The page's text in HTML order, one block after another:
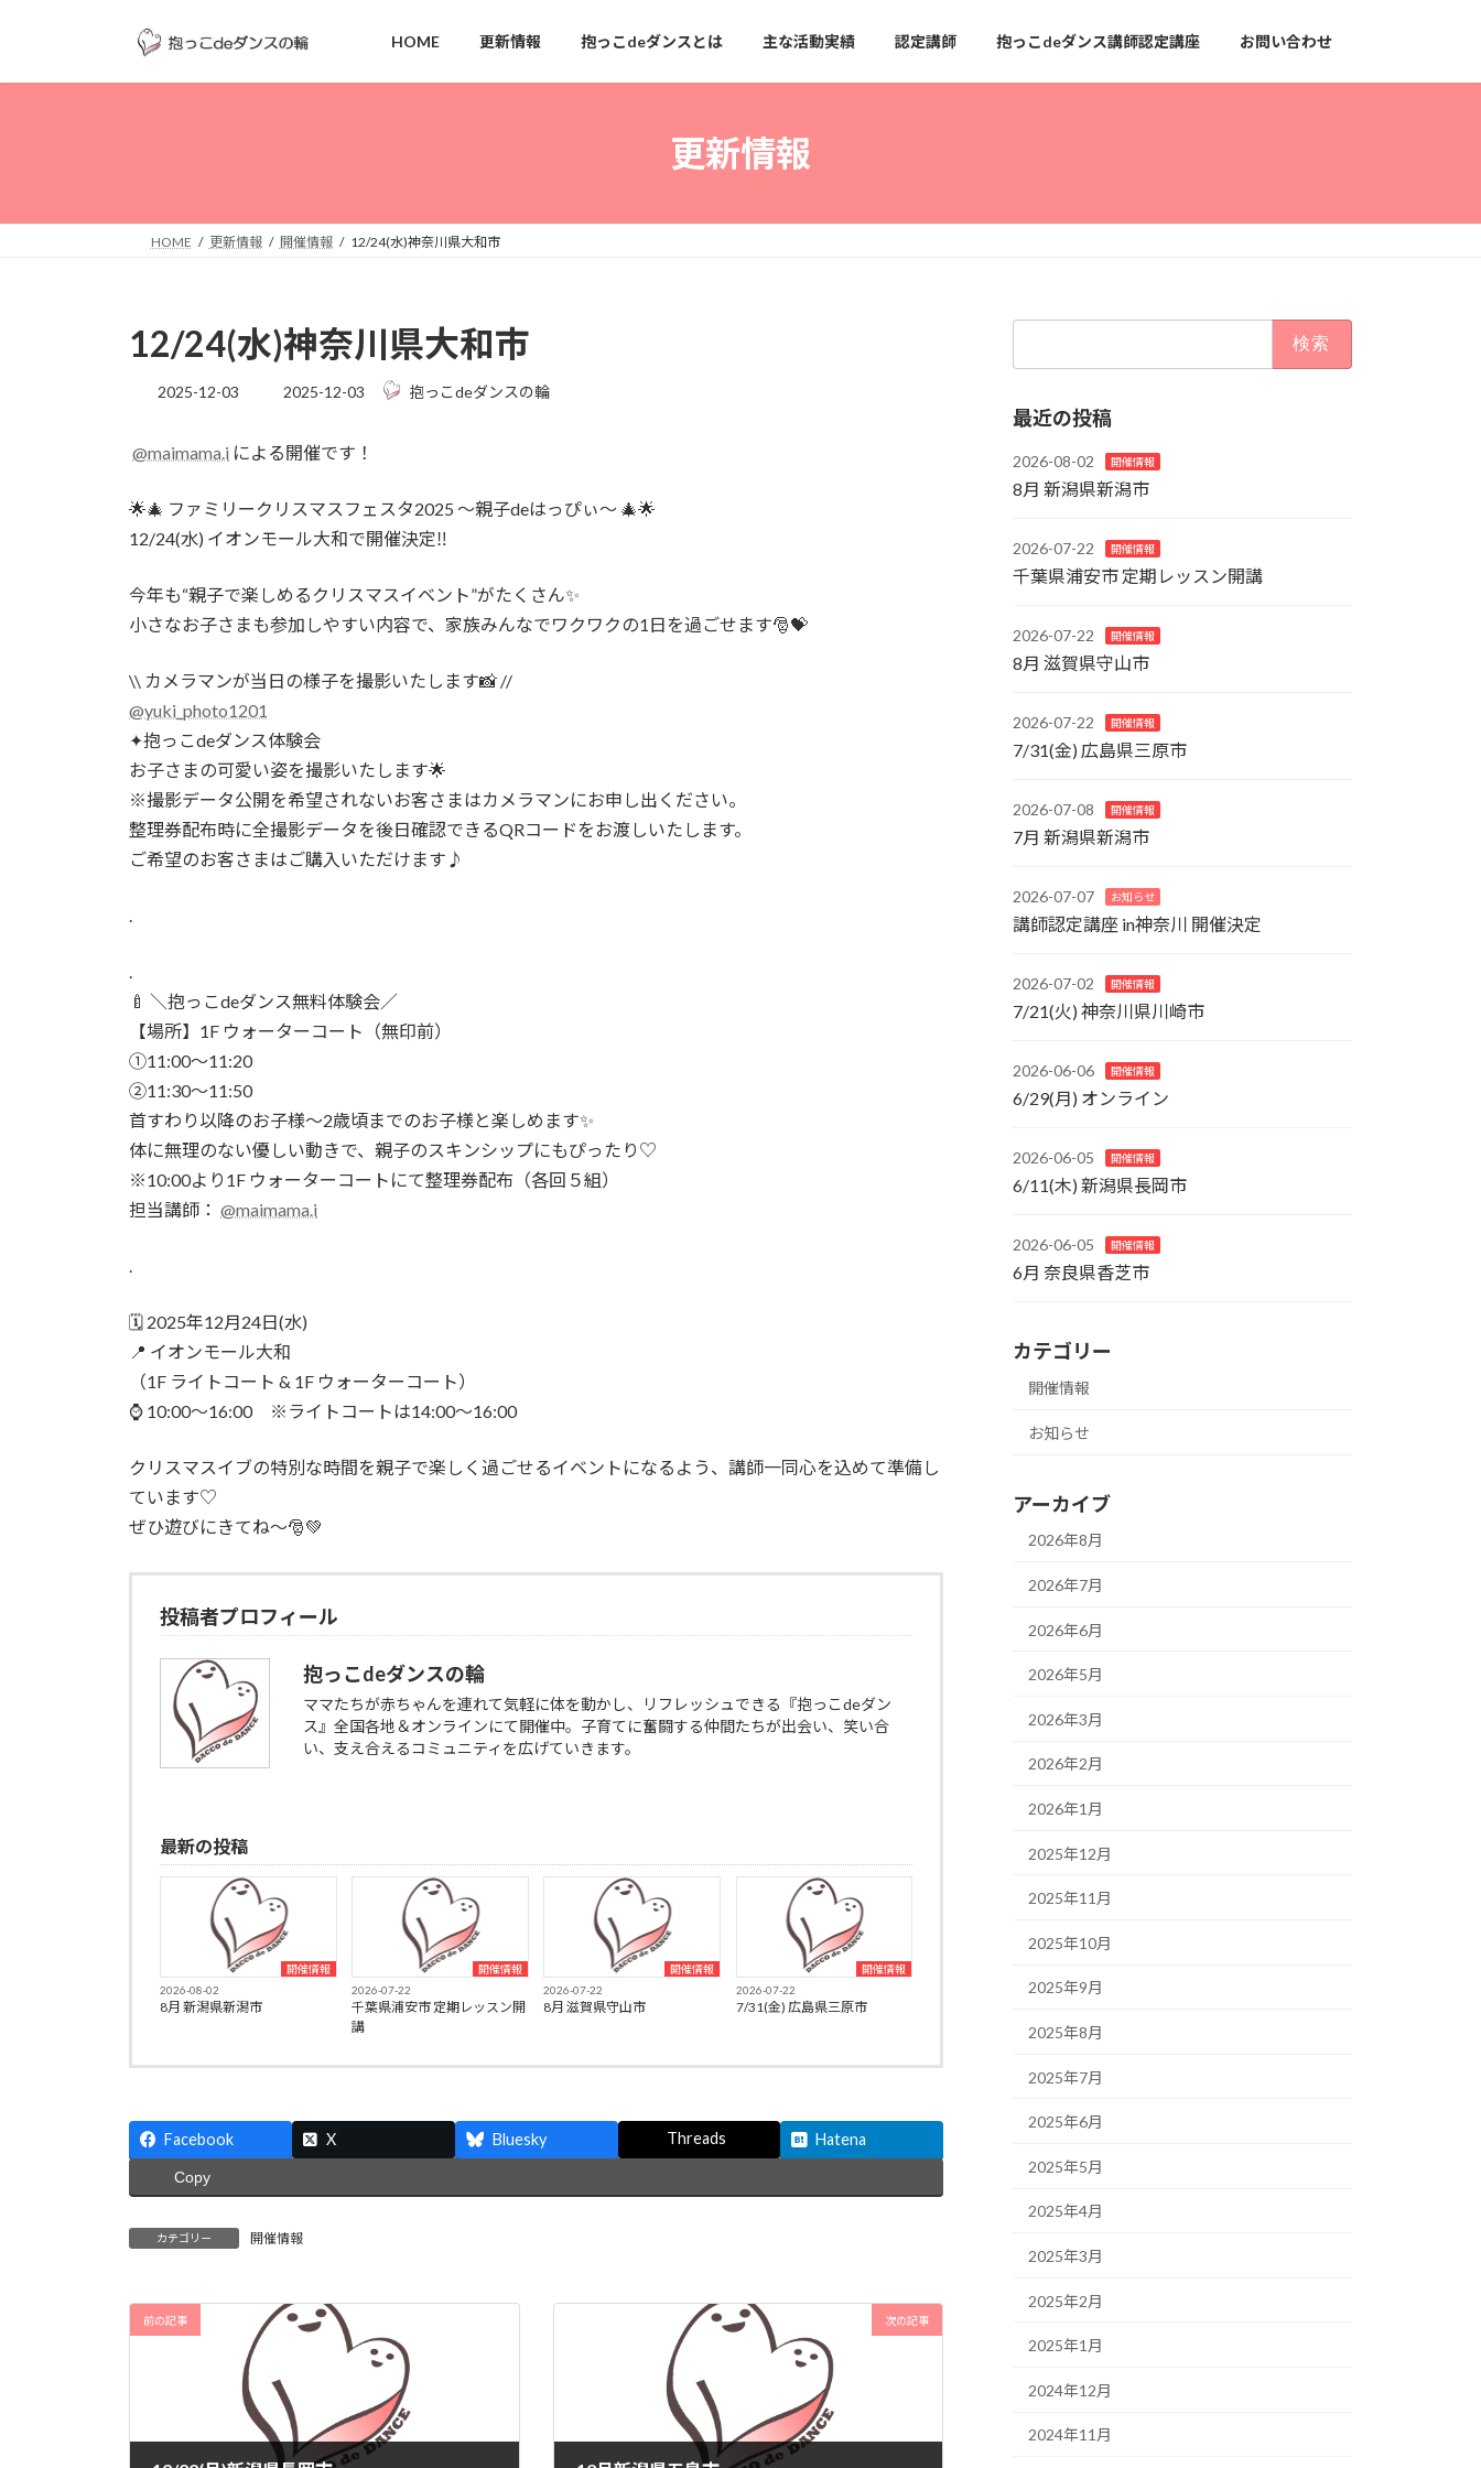
ッ
移
HOME 更新情報 抱っこdeダンスとは 主な活動実績 認定講師 抱っこdeダンス講師認定講座 お問い合わせ
更新情報
HOME 更新情報 開催情報 12/24(水)神奈川県大和市
12/24(水)神奈川県大和市
2025-12-03
最
新
時
:
2025-12-03 抱っこdeダンスの輪
@maimama.i による開催です！
🌟🎄 ファミリークリスマスフェスタ2025 〜親子deはっぴぃ〜 🎄🌟
12/24(水) イオンモール大和で開催決定‼️
今年も“親子で楽しめるクリスマスイベント”がたくさん✨
小さなお子さまも参加しやすい内容で、家族みんなでワクワクの1日を過ごせます🎅💝
\\ カメラマンが当日の様子を撮影いたします📸 //
@yuki_photo1201
✦抱っこdeダンス体験会
お子さまの可愛い姿を撮影いたします🌟
※撮影データ公開を希望されないお客さまはカメラマンにお申し出ください。
整理券配布時に全撮影データを後日確認できるQRコードをお渡しいたします。
ご希望のお客さまはご購入いただけます♪
.
.
🍼 ＼抱っこdeダンス無料体験会／
【場所】1F ウォーターコート（無印前）
①11:00〜11:20
②11:30〜11:50
首すわり以降のお子様〜2歳頃までのお子様と楽しめます✨
体に無理のない優しい動きで、親子のスキンシップにもぴったり♡
※10:00より1F ウォーターコートにて整理券配布（各回５組）
担当講師： @maimama.i
.
🗓️ 2025年12月24日(水)
📍 イオンモール大和
（1F ライトコート & 1F ウォーターコート）
⌚️ 10:00〜16:00 ※ライトコートは14:00〜16:00
クリスマスイブの特別な時間を親子で楽しく過ごせるイベントになるよう、講師一同心を込めて準備し
ています♡
ぜひ遊びにきてね〜🎅💚
投稿者プロフィール
抱っこdeダンスの輪
ママたちが赤ちゃんを連れて気軽に体を動かし、リフレッシュできる『抱っこdeダン
ス』全国各地＆オンラインにて開催中。子育てに奮闘する仲間たちが出会い、笑い合
い、支え合えるコミュニティを広げていきます。
最新の投稿
開催情報
2026-08-02
8月 新潟県新潟市
開催情報
2026-07-22
千葉県浦安市 定期レッスン開
講
開催情報
2026-07-22
8月 滋賀県守山市
開催情報
2026-07-22
7/31(金) 広島県三原市
Facebook X Bluesky Threads Hatena
Copy
カテゴリー 開催情報
前の記事 次の記事
最近の投稿
2026-08-02 開催情報
8月 新潟県新潟市
2026-07-22 開催情報
千葉県浦安市 定期レッスン開講
2026-07-22 開催情報
8月 滋賀県守山市
2026-07-22 開催情報
7/31(金) 広島県三原市
2026-07-08 開催情報
7月 新潟県新潟市
2026-07-07 お知らせ
講師認定講座 in神奈川 開催決定
2026-07-02 開催情報
7/21(火) 神奈川県川崎市
2026-06-06 開催情報
6/29(月) オンライン
2026-06-05 開催情報
6/11(木) 新潟県長岡市
2026-06-05 開催情報
6月 奈良県香芝市
カテゴリー
開催情報
お知らせ
アーカイブ
2026年8月
2026年7月
2026年6月
2026年5月
2026年3月
2026年2月
2026年1月
2025年12月
2025年11月
2025年10月
2025年9月
2025年8月
2025年7月
2025年6月
2025年5月
2025年4月
2025年3月
2025年2月
2025年1月
2024年12月
2024年11月